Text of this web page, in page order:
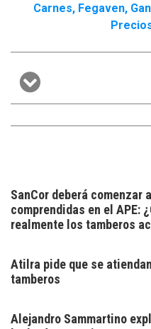
Carnes, Fegaven,
SanCor deberá comenzar
comprendidas en el APE:
realmente los tamberos
Atilra pide que se
tamberos
Alejandro Sammartino